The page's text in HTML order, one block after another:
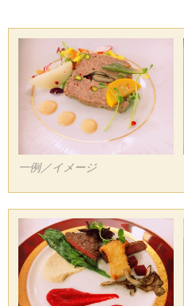
一例／イメージ